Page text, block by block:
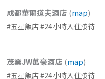
成都華爾道夫酒店 (map)
#五星飯店 #24小時入住接待 #
茂業JW萬豪酒店 (map)
#五星飯店 #24小時入住接待 #